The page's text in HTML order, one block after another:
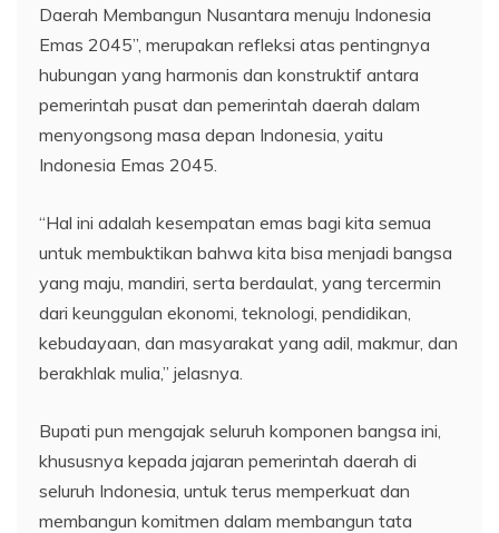
Daerah Membangun Nusantara menuju Indonesia
Emas 2045”, merupakan refleksi atas pentingnya
hubungan yang harmonis dan konstruktif antara
pemerintah pusat dan pemerintah daerah dalam
menyongsong masa depan Indonesia, yaitu
Indonesia Emas 2045.
“Hal ini adalah kesempatan emas bagi kita semua
untuk membuktikan bahwa kita bisa menjadi bangsa
yang maju, mandiri, serta berdaulat, yang tercermin
dari keunggulan ekonomi, teknologi, pendidikan,
kebudayaan, dan masyarakat yang adil, makmur, dan
berakhlak mulia,” jelasnya.
Bupati pun mengajak seluruh komponen bangsa ini,
khususnya kepada jajaran pemerintah daerah di
seluruh Indonesia, untuk terus memperkuat dan
membangun komitmen dalam membangun tata